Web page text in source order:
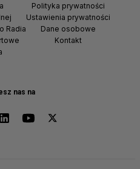
nas na
Radia
Polityka prywatności
Ustawienia prywatności
Dane osobowe
Kontakt